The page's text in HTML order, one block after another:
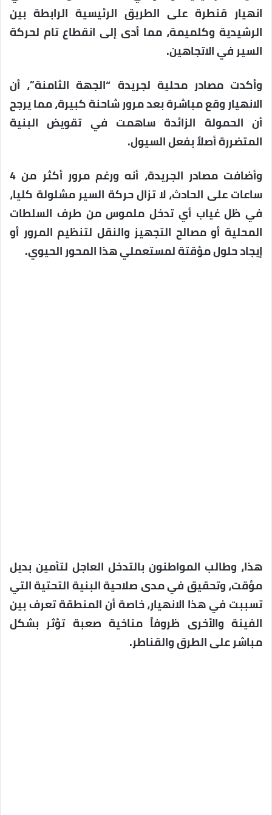
انهيار قنطرة على الطريق الرئيسية الرابطة بين
الرشيدية وكلميمة، مما أدى إلى انقطاع تام لحركة
السير في الاتجاهين.
وأكدت مصادر محلية لجريدة “الجهة الثامنة”، أن
الانهيار وقع مباشرة بعد مرور شاحنة كبيرة، مما يرجح
أن الحمولة الزائدة ساهمت في تقويض البنية
المتضررة أصلاً بفعل السيول.
وأضافت مصادر الجريدة، أنه ورغم مرور أكثر من 4
ساعات على الحادث، لا تزال حركة السير مشلولة كليا،
في ظل غياب أي تدخل ملموس من طرف السلطات
المحلية أو مصالح التجهيز والنقل لتنظيم المرور أو
إيجاد حلول مؤقتة لمستعملي هذا المحور الحيوي.
هذا، وطالب المواطنون بالتدخل العاجل لتأمين بديل
مؤقت، وتحقيق في مدى صلاحية البنية التحتية التي
تسببت في هذا الانهيار، خاصة أن المنطقة تعرف بين
الفينة والأخرى ظروفاً مناخية صعبة تؤثر بشكل
مباشر على الطرق والقناطر.